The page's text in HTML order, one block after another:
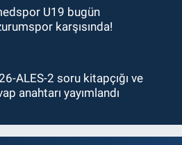
U19 bugün
karşısında!
ALES-2 soru kitapçığı ve
anahtarı yayımlandı